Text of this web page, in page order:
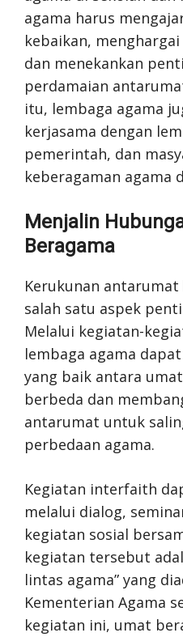
agama harus
kebaikan,
dan menekankan
perdamaian
itu, lembaga agama
kerjasama dengan
pemerintah, dan
keberagaman agama
Menjalin
Beragama
Kerukunan
salah satu aspek
Melalui kegiatan-
lembaga agama
yang baik antara
berbeda dan
antarumat untuk
perbedaan agama.
Kegiatan interfaith
melalui dialog,
kegiatan sosial
kegiatan tersebut
lintas agama” yang
Kementerian Agama
kegiatan ini, umat